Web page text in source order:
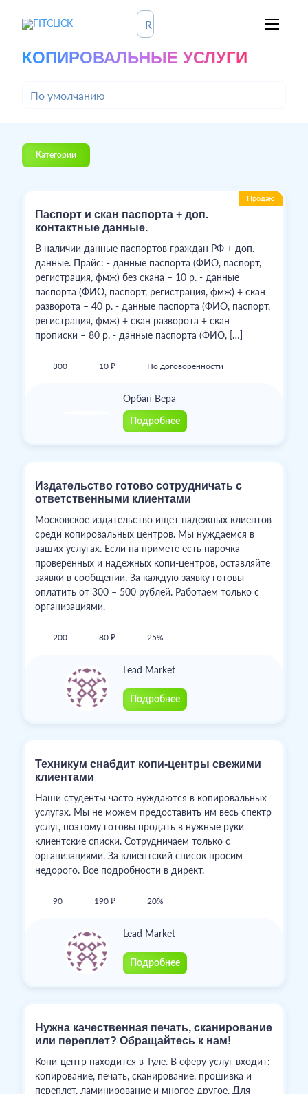
КОПИРОВАЛЬНЫЕ УСЛУГИ
Категории
Продаю
Паспорт и скан паспорта + доп.
контактные данные.
В наличии данные паспортов граждан РФ + доп.
данные. Прайс: - данные паспорта (ФИО, паспорт,
регистрация, фмж) без скана – 10 р. - данные
паспорта (ФИО, паспорт, регистрация, фмж) + скан
разворота – 40 р. - данные паспорта (ФИО, паспорт,
регистрация, фмж) + скан разворота + скан
прописки – 80 р. - данные паспорта (ФИО, […]
300 10 ₽ По договоренности
Орбан Вера
Подробнее
Издательство готово сотрудничать с
ответственными клиентами
Московское издательство ищет надежных клиентов
среди копировальных центров. Мы нуждаемся в
ваших услугах. Если на примете есть парочка
проверенных и надежных копи-центров, оставляйте
заявки в сообщении. За каждую заявку готовы
оплатить от 300 – 500 рублей. Работаем только с
организациями.
200 80 ₽ 25%
Lead Market
Подробнее
Техникум снабдит копи-центры свежими
клиентами
Наши студенты часто нуждаются в копировальных
услугах. Мы не можем предоставить им весь спектр
услуг, поэтому готовы продать в нужные руки
клиентские списки. Сотрудничаем только с
организациями. За клиентский список просим
недорого. Все подробности в директ.
90 190 ₽ 20%
Lead Market
Подробнее
Нужна качественная печать, сканирование
или переплет? Обращайтесь к нам!
Копи-центр находится в Туле. В сферу услуг входит:
копирование, печать, сканирование, прошивка и
переплет, ламинирование и многое другое. Для